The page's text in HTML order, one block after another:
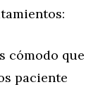
cómodo que
paciente